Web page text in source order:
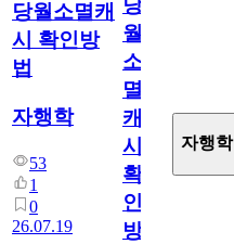
당월소멸캐
시 확인방
법
자행학
53
1
0
26.07.19
당
월
소
멸
캐
시
확
인
방
자행학